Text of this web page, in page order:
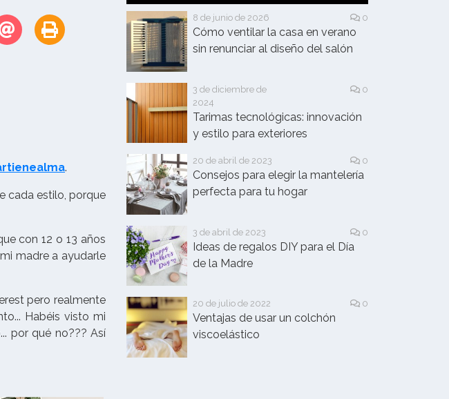
.
cada estilo, porque
con 12 o 13 años
madre a ayudarle
pero realmente
Habéis visto mi
por qué no??? Así
8 de junio de 2026 0
Cómo ventilar la casa en verano
sin renunciar al diseño del salón
3 de diciembre de
2024
0
Tarimas tecnológicas: innovación
y estilo para exteriores
20 de abril de 2023 0
Consejos para elegir la mantelería
perfecta para tu hogar
3 de abril de 2023 0
Ideas de regalos DIY para el Día
de la Madre
20 de julio de 2022 0
Ventajas de usar un colchón
viscoelástico